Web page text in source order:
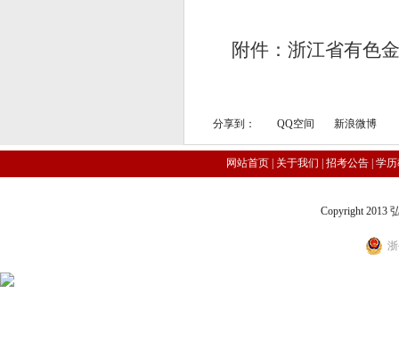
附件： 浙江省有色
分享到： QQ空间 新浪微博
网站首页| 关于我们 招考公告| 学
Copyright 2013